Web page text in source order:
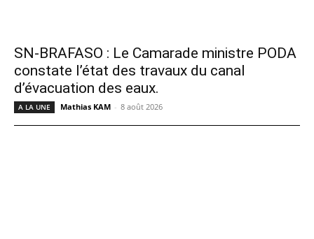
SN-BRAFASO : Le Camarade ministre PODA
constate l’état des travaux du canal
d’évacuation des eaux.
A LA UNE Mathias KAM - 8 août 2026